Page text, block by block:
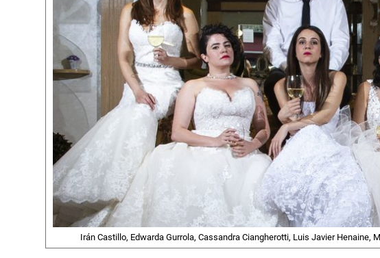
Irán Castillo, Edwarda Gurrola, Cassandra Ciangherotti, Luis Javier Henaine,